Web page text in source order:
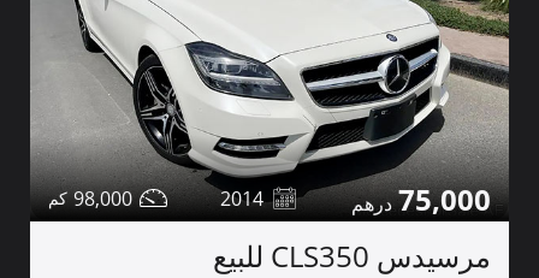
75,000
2014
98,000
مرسيدس CLS350 للبيع